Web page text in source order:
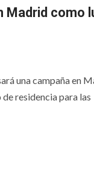
Madrid como
una campaña en
residencia para las